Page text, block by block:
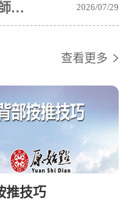
告 2026/07/29
查看更多
推技巧